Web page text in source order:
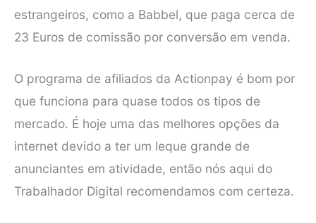
estrangeiros, como a Babbel, que paga cerca de
23 Euros de comissão por conversão em venda.
O programa de afiliados da Actionpay é bom por
que funciona para quase todos os tipos de
mercado. É hoje uma das melhores opções da
internet devido a ter um leque grande de
anunciantes em atividade, então nós aqui do
Trabalhador Digital recomendamos com certeza.